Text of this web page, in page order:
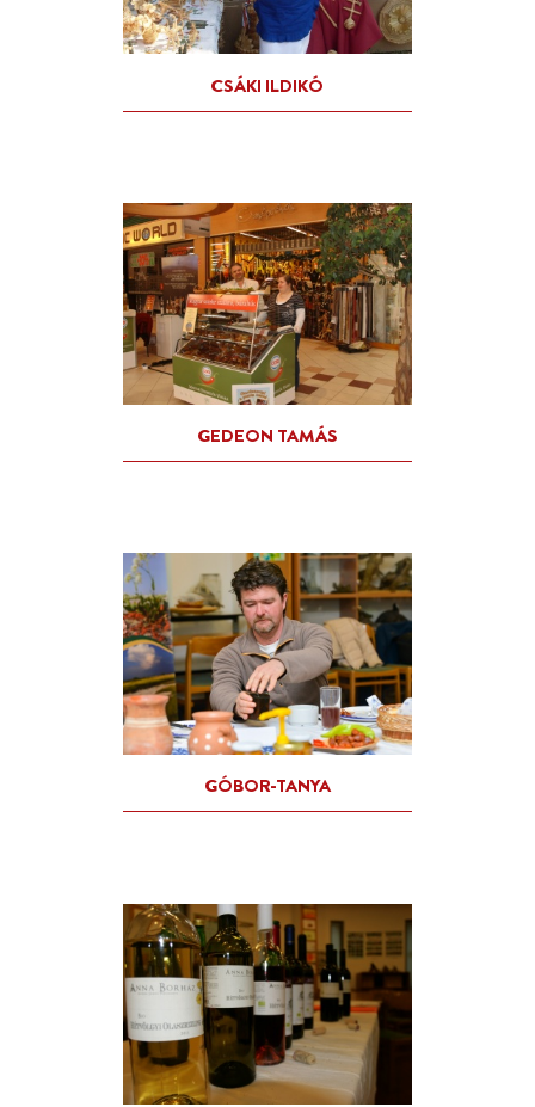
BODOR LÁSZLÓ
CSÁKI ILDIKÓ